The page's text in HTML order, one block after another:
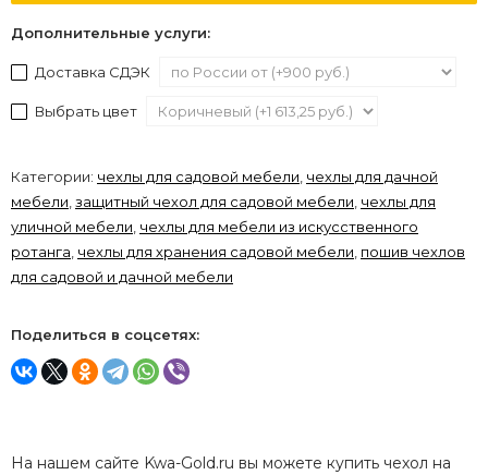
Дополнительные услуги:
Доставка СДЭК
Выбрать цвет
Категории: чехлы для садовой мебели чехлы для дачной
мебели защитный чехол для садовой мебели чехлы для
уличной мебели чехлы для мебели из искусственного
ротанга чехлы для хранения садовой мебели пошив чехлов
для садовой и дачной мебели
Поделиться в соцсетях:
На нашем сайте Kwa-Gold.ru вы можете купить чехол на